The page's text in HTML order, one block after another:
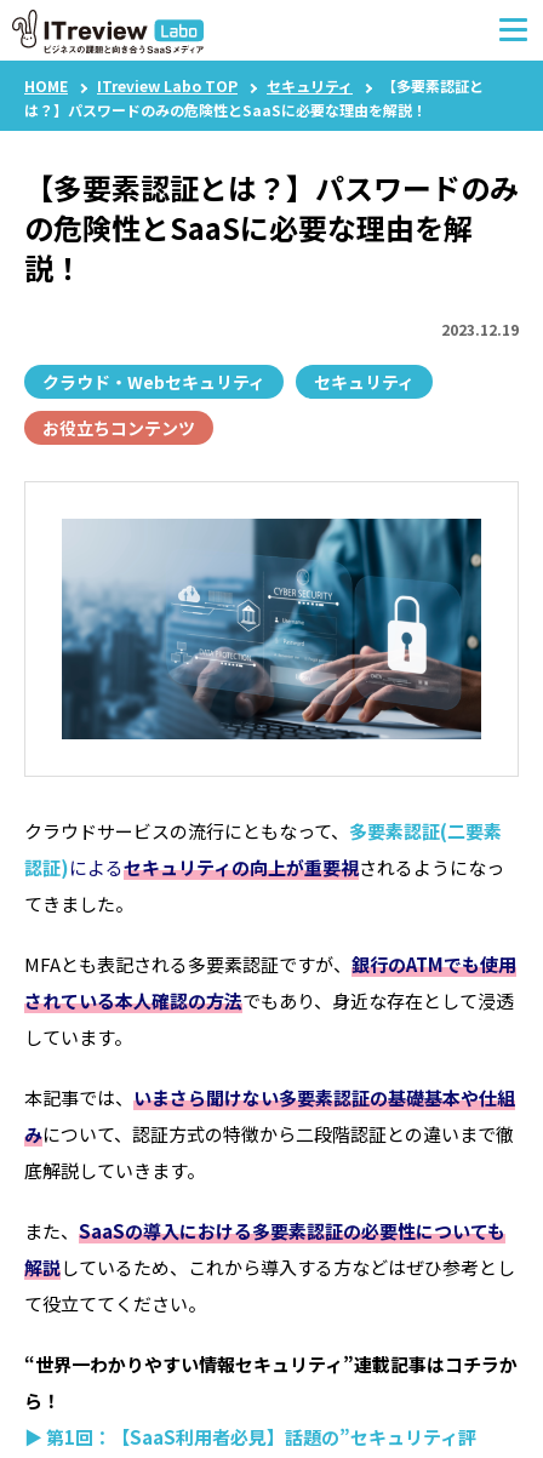
特集一覧
HOME ITreview Labo TOP セキュリティ
【多要素認証と
は？】パスワードのみの危険性とSaaSに必要な理由を解説！
【多要素認証とは？】パスワードのみ
の危険性とSaaSに必要な理由を解
説！
2023.12.19
クラウド・Webセキュリティ
セキュリティ
お役立ちコンテンツ
クラウドサービスの流行にともなって、 多要素認証(二要素
認証)によるセキュリティの向上が重要視されるようになっ
てきました。
MFAとも表記される多要素認証ですが、 銀行のATMでも使用
されている本人確認の方法でもあり、身近な存在として浸透
しています。
本記事では、 いまさら聞けない多要素認証の基礎基本や仕組
みについて、認証方式の特徴から二段階認証との違いまで徹
底解説していきます。
また、 SaaSの導入における多要素認証の必要性についても
解説しているため、これから導入する方などはぜひ参考とし
て役立ててください。
“世界一わかりやすい情報セキュリティ”連載記事はコチラか
ら！
▶ 第1回：【SaaS利用者必見】話題の”セキュリティ評